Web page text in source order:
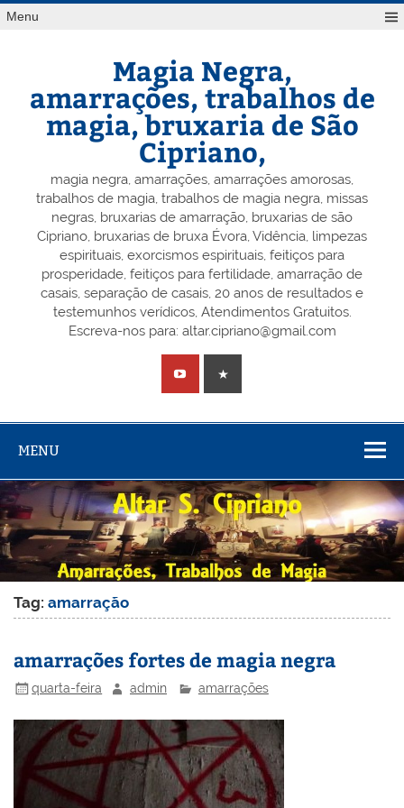
Skip
toMenu
Magia Negra,
amarrações, trabalhos de
magia, bruxaria de São
Cipriano,
magia negra, amarrações, amarrações amorosas,
trabalhos de magia, trabalhos de magia negra, missas
negras, bruxarias de amarração, bruxarias de são
Cipriano, bruxarias de bruxa Évora, Vidência, limpezas
espirituais, exorcismos espirituais, feitiços para
prosperidade, feitiços para fertilidade, amarração de
casais, separação de casais, 20 anos de resultados e
testemunhos verídicos, Atendimentos Gratuitos.
Escreva-nos para: altar.cipriano@gmail.com
MENU
Tag:amarração
amarrações fortes de magia negra
quarta-feira admin amarrações